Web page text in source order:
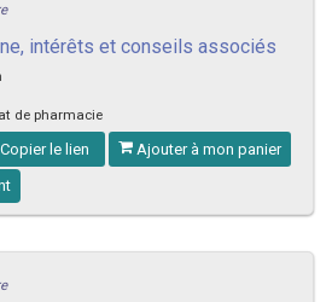
intérêts et conseils associés
de pharmacie
Copier le lien Ajouter à mon panier